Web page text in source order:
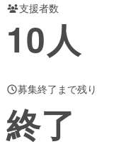
ヘルスケア
支援者数
10人
募集終了まで残り
終了